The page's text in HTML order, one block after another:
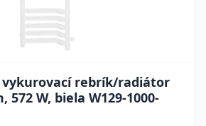
vykurovací rebrík/radiátor
572 W, biela W129-1000-